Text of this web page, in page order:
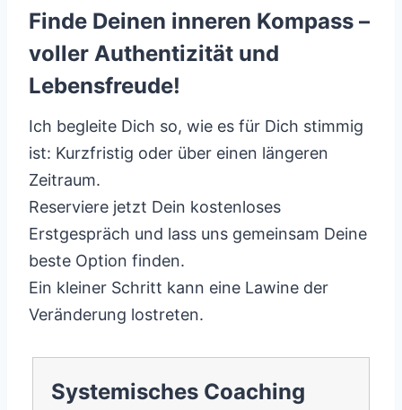
Finde Deinen inneren Kompass –
voller Authentizität und
Lebensfreude!
Ich begleite Dich so, wie es für Dich stimmig
ist: Kurzfristig oder über einen längeren
Zeitraum.
Reserviere jetzt Dein kostenloses
Erstgespräch und lass uns gemeinsam Deine
beste Option finden.
Ein kleiner Schritt kann eine Lawine der
Veränderung lostreten.
Systemisches Coaching